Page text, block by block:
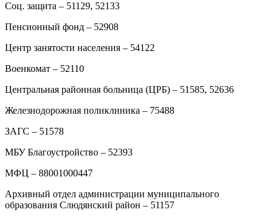
Соц. защита – 51129, 52133
Пенсионный фонд – 52908
Центр занятости населения – 54122
Военкомат – 52110
Центральная районная больница (ЦРБ) – 51585, 52636
Железнодорожная поликлиника – 75488
ЗАГС – 51578
МБУ Благоустройство – 52393
МФЦ – 88001000447
Архивный отдел администрации муниципального
образования Слюдянский район – 51157